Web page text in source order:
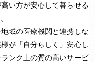
い方が安心して暮らせる
域の医療機関と連携しな
が「自分らしく」安心し
ンク上の質の高いサービ